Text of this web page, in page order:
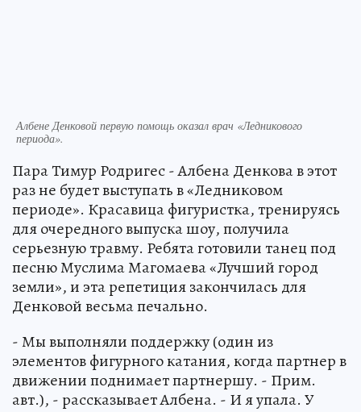
Албене Денковой первую помощь оказал врач «Ледникового
периода».
Пара Тимур Родригес - Албена Денкова в этот
раз не будет выступать в «Ледниковом
периоде». Красавица фигуристка, тренируясь
для очередного выпуска шоу, получила
серьезную травму. Ребята готовили танец под
песню Муслима Магомаева «Лучший город
земли», и эта репетиция закончилась для
Денковой весьма печально.
- Мы выполняли поддержку (один из
элементов фигурного катания, когда партнер в
движении поднимает партнершу. - Прим.
авт.), - рассказывает Албена. - И я упала. У